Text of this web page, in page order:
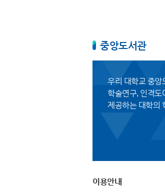
중앙도서관
우리 대학교 중앙
학술연구, 인격도
제공하는 대학의
이용안내